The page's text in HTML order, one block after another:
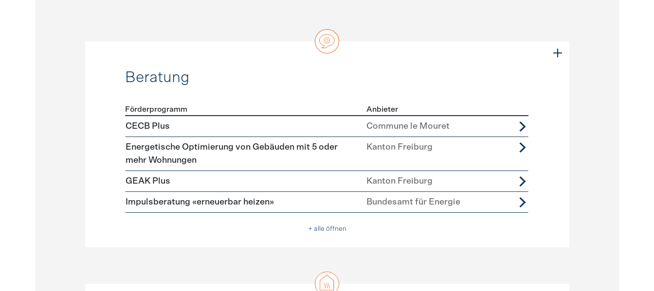
Beratung
Förderprogramme
Förderprogramm Anbieter
CECB Plus Commune le Mouret
Energetische Optimierung von Gebäuden mit 5 oder
mehr Wohnungen
Kanton Freiburg
GEAK Plus Kanton Freiburg
Impulsberatung «erneuerbar heizen» Bundesamt für Energie
+ alle öffnen